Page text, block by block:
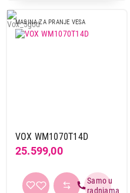
MASINA ZA PRANJE VESA
VOX WM1070T14D
25.599,00